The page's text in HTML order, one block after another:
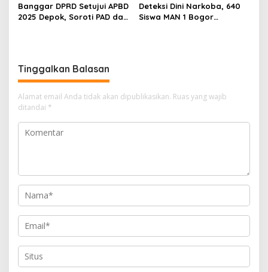
Banggar DPRD Setujui APBD
2025 Depok, Soroti PAD dan
Deteksi Dini Narkoba, 640
Siswa MAN 1 Bogor
Tinggalkan Balasan
Alamat email Anda tidak akan dipublikasikan. Ruas yang wajib
ditandai *